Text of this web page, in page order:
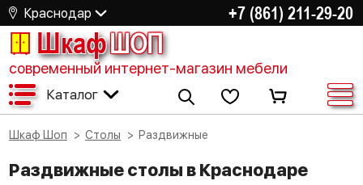
Краснодар +7 (861) 211-29-20
ШкафШОП
современный интернет-магазин мебели
Каталог
Шкаф Шоп Столы Раздвижные
Раздвижные столы в Краснодаре